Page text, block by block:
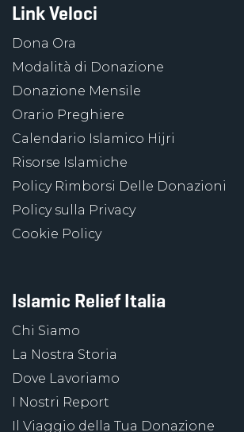
Link Veloci
Dona Ora
Modalità di Donazione
Donazione Mensile
Orario Preghiere
Calendario Islamico Hijri
Risorse Islamiche
Policy Rimborsi Delle Donazioni
Policy sulla Privacy
Cookie Policy
Islamic Relief Italia
Chi Siamo
La Nostra Storia
Dove Lavoriamo
I Nostri Report
Il Viaggio della Tua Donazione